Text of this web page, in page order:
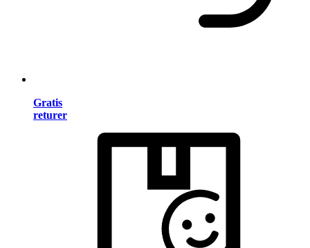
Gratis
returer